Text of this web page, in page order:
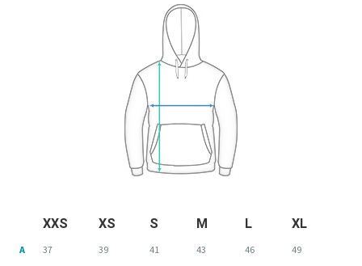
XXS XS S M L XL
A 37 39 41 43 46
49